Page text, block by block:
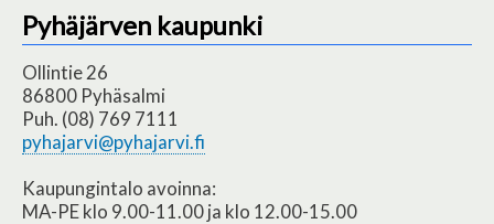
Pyhäjärven kaupunki
Ollintie 26
86800 Pyhäsalmi
Puh. (08) 769 7111
pyhajarvi@pyhajarvi.fi
Kaupungintalo avoinna:
MA-PE klo 9.00-11.00 ja klo 12.00-15.00